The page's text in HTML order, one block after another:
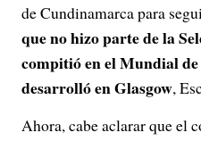
de Cundinamarca para
que no hizo parte de la
compitió en el Mundial
desarrolló en Glasgow,
Ahora, cabe aclarar que el